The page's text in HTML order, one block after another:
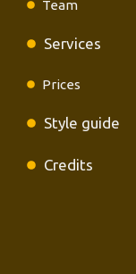
Team
Services
Prices
Style guide
Credits